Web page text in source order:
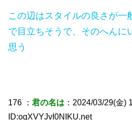
この辺はスタイルの良さが一
で目立ちそうで、そのへんに
思う
176 ：君の名は ：2024/03/29(金)
ID:ogXVYJvI0NIKU.net